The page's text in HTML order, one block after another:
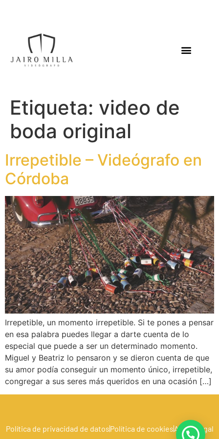
Etiqueta: video de
boda original
Irrepetible – Videógrafo en
Córdoba
Irrepetible, un momento irrepetible. Si te pones a pensar
en esa palabra puedes llegar a darte cuenta de lo
especial que puede a ser un determinado momento.
Miguel y Beatriz lo pensaron y se dieron cuenta de que
su amor podía conseguir un momento único, irrepetible,
congregar a sus seres más queridos en una ocasión […]
Política de privacidad de datosPolítica de cookiesAviso Legal